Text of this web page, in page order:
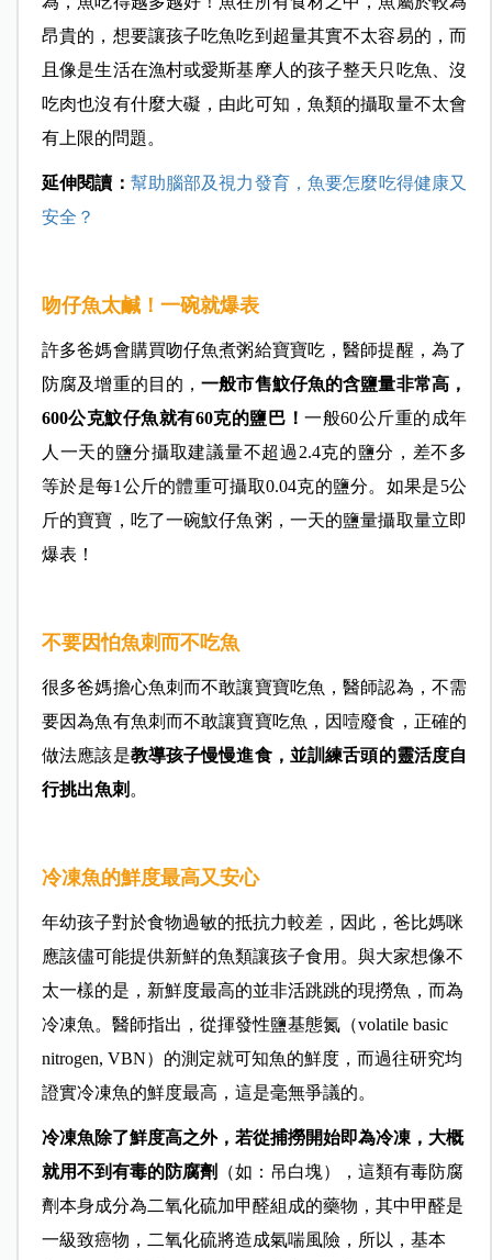
昂貴的，想要讓孩子吃魚吃到超量其實不太容易的，而
且像是生活在漁村或愛斯基摩人的孩子整天只吃魚、沒
吃肉也沒有什麼大礙，由此可知，魚類的攝取量不太會
有上限的問題。
延伸閱讀： 幫助腦部及視力發育，魚要怎麼吃得健康又
安全？
吻仔魚太鹹！一碗就爆表
許多爸媽會購買吻仔魚煮粥給寶寶吃，醫師提醒，為了
防腐及增重的目的，一般市售魰仔魚的含鹽量非常高，
600公克魰仔魚就有60克的鹽巴！一般60公斤重的成年
人一天的鹽分攝取建議量不超過2.4克的鹽分，差不多
等於是每1公斤的體重可攝取0.04克的鹽分。如果是5公
斤的寶寶，吃了一碗魰仔魚粥，一天的鹽量攝取量立即
爆表！
不要因怕魚刺而不吃魚
很多爸媽擔心魚刺而不敢讓寶寶吃魚，醫師認為， 不需
要因為魚有魚刺而不敢讓寶寶吃魚，因噎廢食，正確的
做法應該是教導孩子慢慢進食，並訓練舌頭的靈活度自
行挑出魚刺 。
冷凍魚的鮮度最高又安心
年幼孩子對於食物過敏的抵抗力較差，因此，爸比媽咪
應該儘可能提供新鮮的魚類讓孩子食用。與大家想像不
太一樣的是，新鮮度最高的並非活跳跳的現撈魚，而為
冷凍魚。 醫師指出，從揮發性鹽基態氮（volatile basic
nitrogen, VBN）的測定就可知魚的鮮度，而過往研究均
證實冷凍魚的鮮度最高，這是毫無爭議的。
冷凍魚除了鮮度高之外，若從捕撈開始即為冷凍，大概
就用不到有毒的防腐劑
（如：吊白塊），這類有毒防腐
劑本身成分為二氧化硫加甲醛組成的藥物，其中甲醛是
一級致癌物，二氧化硫將造成氣喘風險，所以，基本